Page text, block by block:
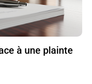
à une plainte